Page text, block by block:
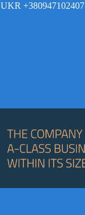
UKR +380947102407